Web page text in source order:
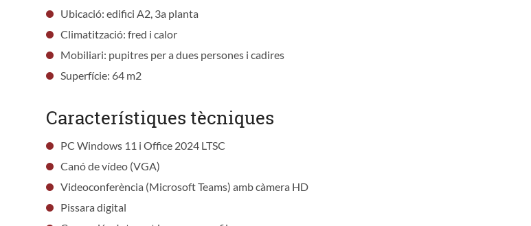
Ubicació: edifici A2, 3a planta
Climatització: fred i calor
Mobiliari: pupitres per a dues persones i cadires
Superfície: 64 m2
Característiques tècniques
PC Windows 11 i Office 2024 LTSC
Canó de vídeo (VGA)
Videoconferència (Microsoft Teams) amb càmera HD
Pissara digital